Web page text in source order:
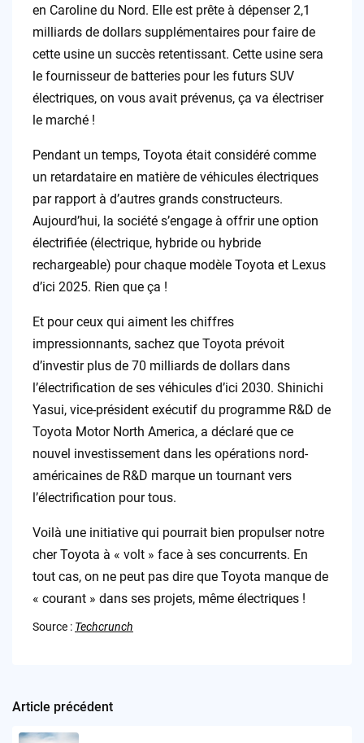
en Caroline du Nord. Elle est prête à dépenser 2,1
milliards de dollars supplémentaires pour faire de
cette usine un succès retentissant. Cette usine sera
le fournisseur de batteries pour les futurs SUV
électriques, on vous avait prévenus, ça va électriser
le marché !
Pendant un temps, Toyota était considéré comme
un retardataire en matière de véhicules électriques
par rapport à d’autres grands constructeurs.
Aujourd’hui, la société s’engage à offrir une option
électrifiée (électrique, hybride ou hybride
rechargeable) pour chaque modèle Toyota et Lexus
d’ici 2025. Rien que ça !
Et pour ceux qui aiment les chiffres
impressionnants, sachez que Toyota prévoit
d’investir plus de 70 milliards de dollars dans
l’électrification de ses véhicules d’ici 2030. Shinichi
Yasui, vice-président exécutif du programme R&D de
Toyota Motor North America, a déclaré que ce
nouvel investissement dans les opérations nord-
américaines de R&D marque un tournant vers
l’électrification pour tous.
Voilà une initiative qui pourrait bien propulser notre
cher Toyota à « volt » face à ses concurrents. En
tout cas, on ne peut pas dire que Toyota manque de
« courant » dans ses projets, même électriques !
Source : Techcrunch
Post
Article précédent